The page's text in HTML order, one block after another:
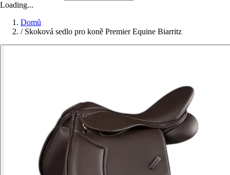
Loading...
Domů
/ Skoková sedlo pro koně Premier Equine Biarritz